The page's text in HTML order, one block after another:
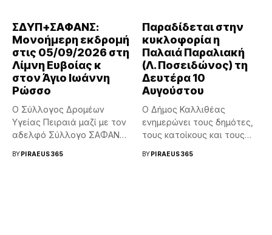
ΣΔΥΠ+ΣΑΦΑΝΣ:
Μονοήμερη εκδρομή
στις 05/09/2026 στη
Λίμνη Ευβοίας κ
στον Άγιο Ιωάννη
Ρώσσο
Ο Σύλλογος Δρομέων
Υγείας Πειραιά μαζί με τον
αδελφό Σύλλογο ΣΑΦΑΝΣ
BYPIRAEUS365
Παραδίδεται στην
κυκλοφορία η
Παλαιά Παραλιακή
(Λ. Ποσειδώνος) τη
Δευτέρα 10
Αυγούστου
Ο Δήμος Καλλιθέας
ενημερώνει τους δημότες,
τους κατοίκους και τους
BYPIRAEUS365